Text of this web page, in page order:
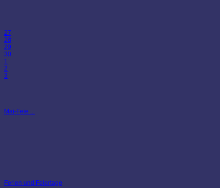
27
28
29
30
1
2
3
Mai-Feie ...
Ferien und Feiertage